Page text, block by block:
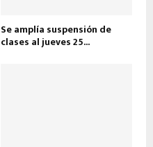
Se amplía suspensión de
clases al jueves 25...